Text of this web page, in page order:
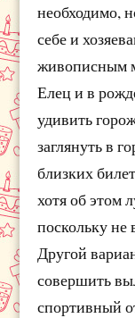
необходимо,
себе и
живописным
Елец и в
удивить
заглянуть в
близких
хотя об этом
поскольку не
Другой
совершить
спортивный